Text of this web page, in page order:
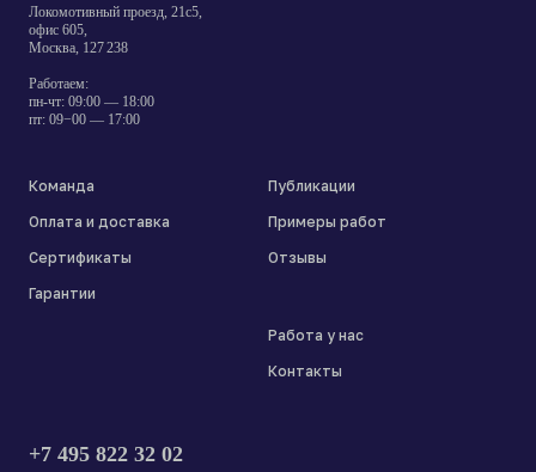
Локомотивный проезд, 21с5,
офис 605,
Москва, 127 238
Работаем:
пн-чт: 09:00 — 18:00
пт: 09−00 — 17:00
Команда
Оплата и доставка
Сертификаты
Гарантии
Публикации
Примеры работ
Отзывы
Работа у нас
Контакты
+7 495 822 32 02